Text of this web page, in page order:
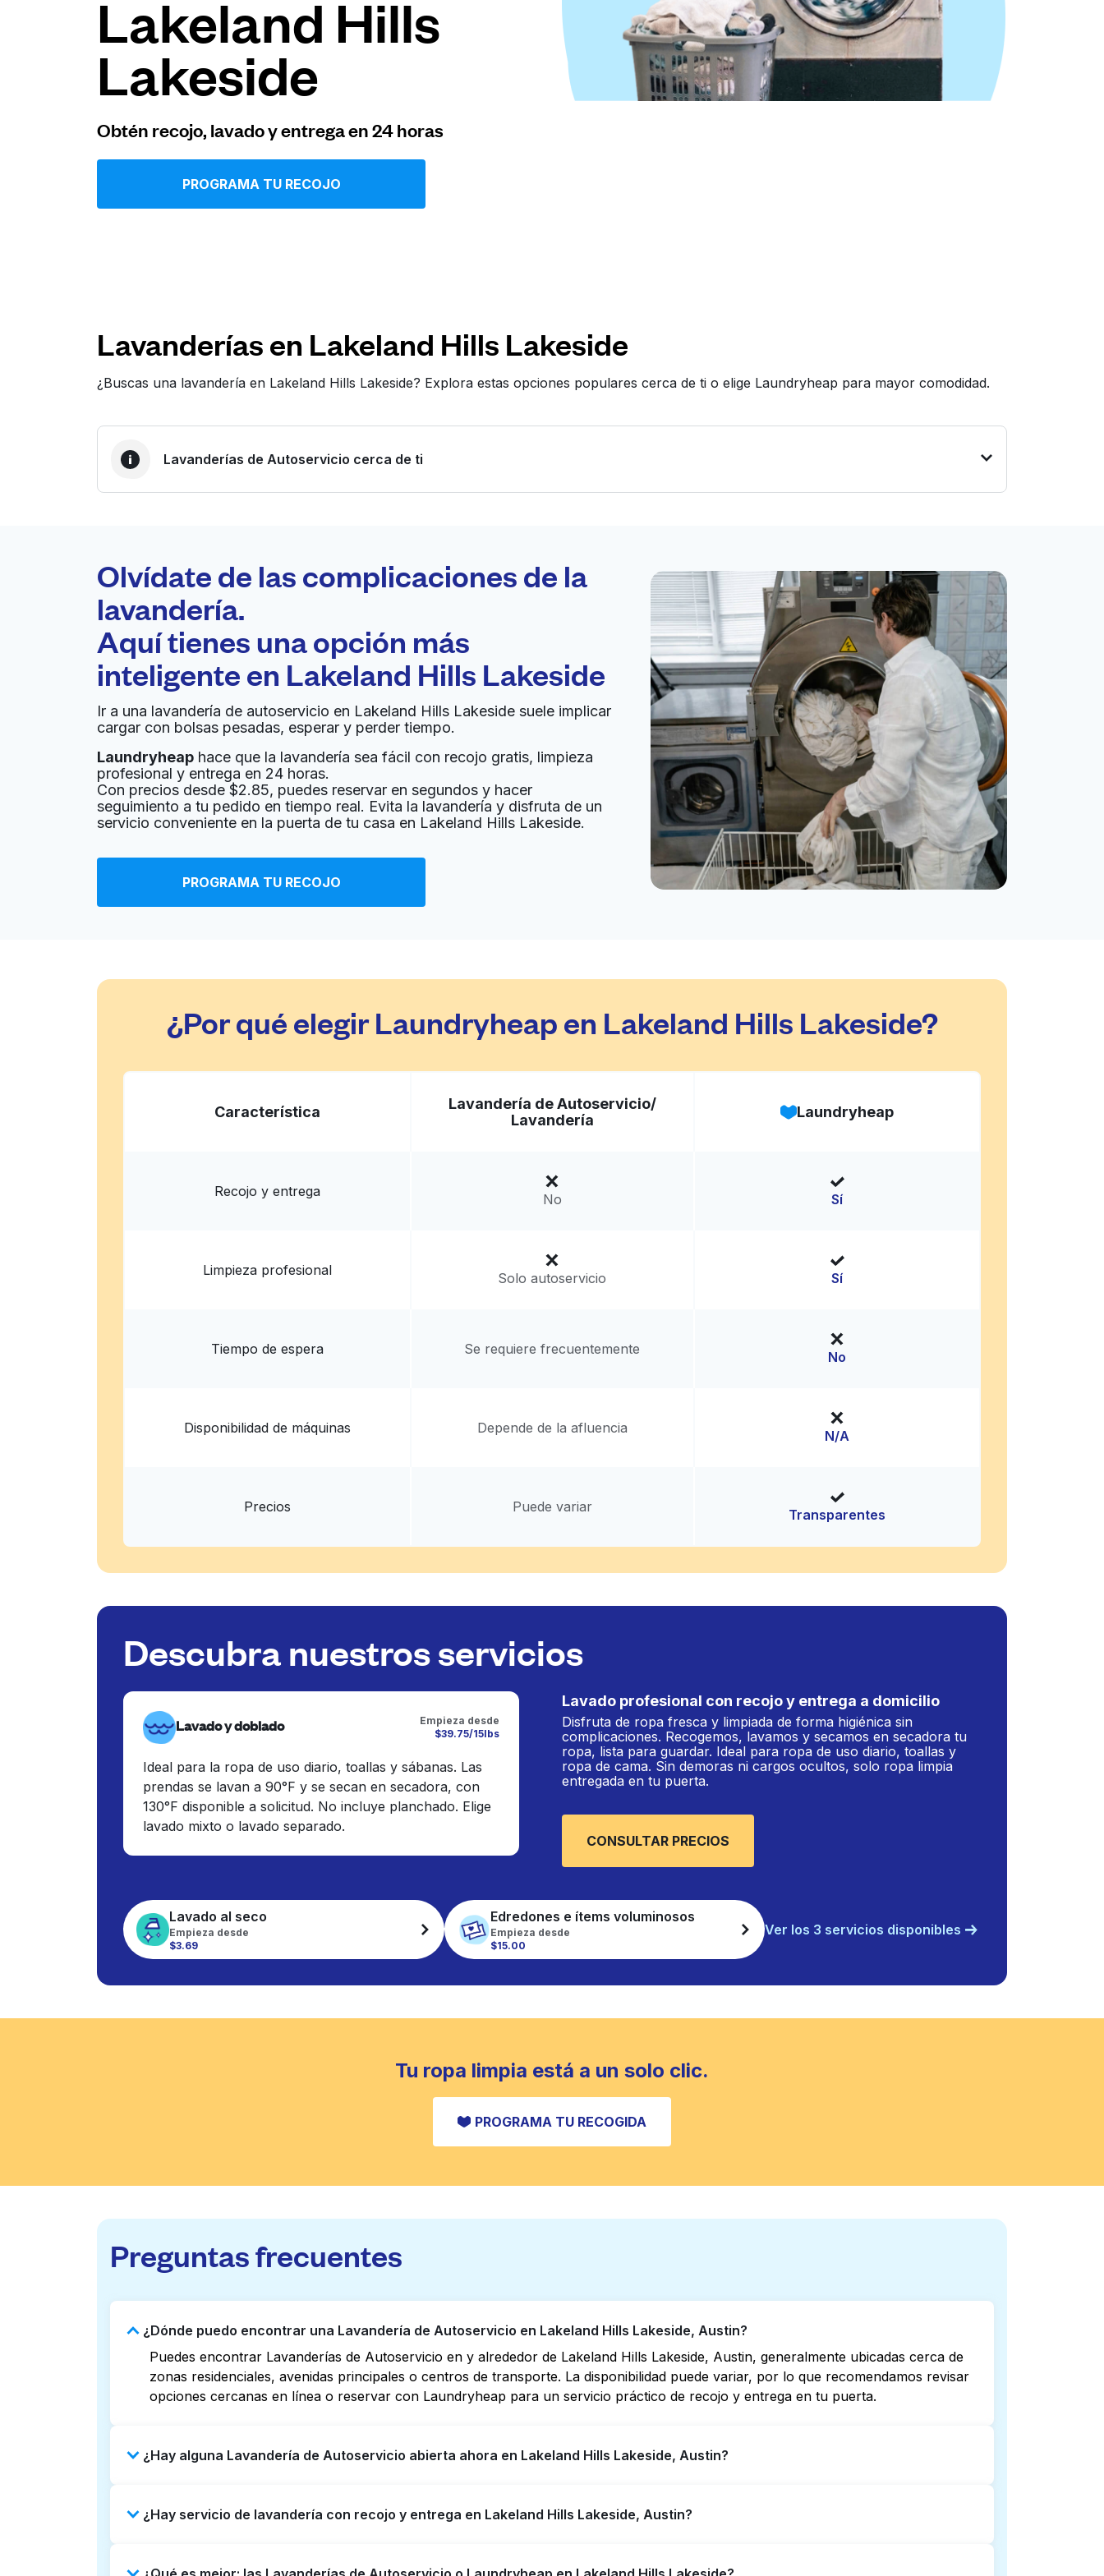
Iniciar sesión
Descarga nuestra app
Lakeland Hills
Lakeside
Obtén recojo, lavado y entrega en 24 horas
PROGRAMA TU RECOJO
Lavanderías en Lakeland Hills Lakeside
¿Buscas una lavandería en Lakeland Hills Lakeside? Explora estas opciones populares cerca de ti o elige Laundryheap para mayor comodidad.
Lavanderías de Autoservicio cerca de ti
Recojo y entrega a en la
puerta de casa
Abierto 24/7
C B Dry Cleaning & Laundry
3611 Ranch Rd 620 N, Austin, TX 78734, United States
? min
Calcular la distancia
Mostrar número
desconocido
Jack Brown Cleaners Ir al sitio web
Entrega a domicilio:
Calcular la distancia
Entrega a domicilio: desconocido
Jack Brown Cleaners Ir al sitio web
Mostrar número
Olvídate de las complicaciones de la
lavandería.
Aquí tienes una opción más
inteligente en Lakeland Hills Lakeside
Ir a una lavandería de autoservicio en Lakeland Hills Lakeside suele implicar
cargar con bolsas pesadas, esperar y perder tiempo.
Laundryheap hace que la lavandería sea fácil con recojo gratis, limpieza
profesional y entrega en 24 horas.
Con precios desde $2.85, puedes reservar en segundos y hacer
seguimiento a tu pedido en tiempo real. Evita la lavandería y disfruta de un
servicio conveniente en la puerta de tu casa en Lakeland Hills Lakeside.
PROGRAMA TU RECOJO
¿Por qué elegir Laundryheap en Lakeland Hills Lakeside?
Característica
Lavandería de Autoservicio/
Lavandería
Laundryheap
Recojo y entrega No Sí
Limpieza profesional Solo autoservicio Sí
Tiempo de espera Se requiere frecuentemente No
Disponibilidad de máquinas Depende de la afluencia N/A
Precios Puede variar Transparentes
Descubra nuestros servicios
Lavado y doblado
Empieza desde
$39.75/15lbs
Ideal para la ropa de uso diario, toallas y sábanas. Las
prendas se lavan a 90°F y se secan en secadora, con
130°F disponible a solicitud. No incluye planchado. Elige
lavado mixto o lavado separado.
Lavado profesional con recojo y entrega a domicilio
Disfruta de ropa fresca y limpiada de forma higiénica sin
complicaciones. Recogemos, lavamos y secamos en secadora tu
ropa, lista para guardar. Ideal para ropa de uso diario, toallas y
ropa de cama. Sin demoras ni cargos ocultos, solo ropa limpia
entregada en tu puerta.
CONSULTAR PRECIOS
Lavado al seco
Empieza desde
$3.69
Edredones e ítems voluminosos
Empieza desde
$15.00
Ver los 3 servicios disponibles
Tu ropa limpia está a un solo clic.
PROGRAMA TU RECOGIDA
Preguntas frecuentes
¿Dónde puedo encontrar una Lavandería de Autoservicio en Lakeland Hills Lakeside, Austin?
Puedes encontrar Lavanderías de Autoservicio en y alrededor de Lakeland Hills Lakeside, Austin, generalmente ubicadas cerca de
zonas residenciales, avenidas principales o centros de transporte. La disponibilidad puede variar, por lo que recomendamos revisar
opciones cercanas en línea o reservar con Laundryheap para un servicio práctico de recojo y entrega en tu puerta.
¿Hay alguna Lavandería de Autoservicio abierta ahora en Lakeland Hills Lakeside, Austin?
Revisar listados o mapas en línea puede ayudarte a encontrar rápidamente la ubicación abierta más cercana. Como alternativa,
¿Hay servicio de lavandería con recojo y entrega en Lakeland Hills Lakeside, Austin?